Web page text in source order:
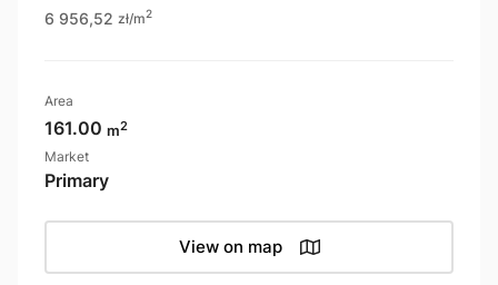
6 956,52 zł/m2
Area
161.00 m2
Market
Primary
View on map